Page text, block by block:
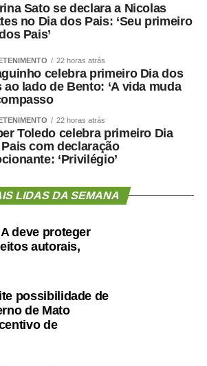
Sato se declara a Nicolas
no Dia dos Pais: ‘Seu primeiro
Pais’
22 horas atrás
celebra primeiro Dia dos
ao lado de Bento: ‘A vida muda
22 horas atrás
Toledo celebra primeiro Dia
com declaração
‘Privilégio’
LIDAS DA SEMANA
deve proteger
autorais,
possibilidade de
de Mato
de